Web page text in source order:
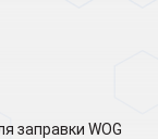
заправки WOG